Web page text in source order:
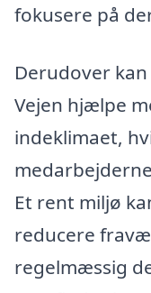
fokusere på
Derudover
Vejen hjælpe
indeklimaet,
Et rent miljø
reducere
regelmæssig